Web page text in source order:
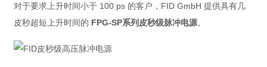
对于要求上升时间小于 100 ps 的客户，FID GmbH 提供具有几
皮秒超短上升时间的 FPG-SP系列皮秒级脉冲电源。